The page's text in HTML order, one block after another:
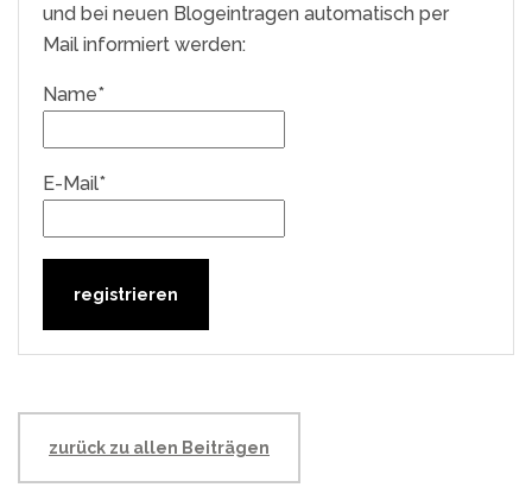
und bei neuen Blogeintragen automatisch per
Mail informiert werden:
Name*
E-Mail*
zurück zu allen Beiträgen